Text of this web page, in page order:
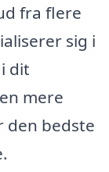
fra flere
sig i
dit
mere
den bedste